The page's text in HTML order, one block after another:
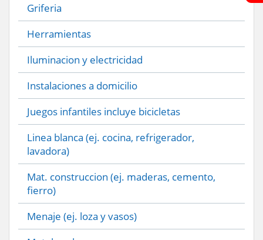
Griferia
Herramientas
Iluminacion y electricidad
Instalaciones a domicilio
Juegos infantiles incluye bicicletas
Linea blanca (ej. cocina, refrigerador,
lavadora)
Mat. construccion (ej. maderas, cemento,
fierro)
Menaje (ej. loza y vasos)